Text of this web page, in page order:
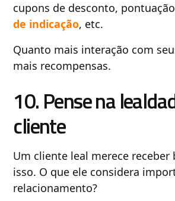
cupons de desconto,
de indicação, etc.
Quanto mais interação com
mais recompensas.
10. Pense na
cliente
Um cliente leal merece receber
isso. O que ele considera
relacionamento?